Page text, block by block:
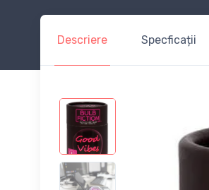
Descriere Specficații